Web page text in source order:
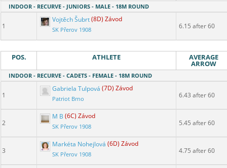
INDOOR - RECURVE - JUNIORS - MALE - 18M ROUND
1
Vojtěch Šubrt(8D) Závod
SK Přerov 1908 6.15 after 60
POS. ATHLETE AVERAGE
ARROW
INDOOR - RECURVE - CADETS - FEMALE - 18M ROUND
1
Gabriela Tulpová (7D) Závod
Patriot Brno 6.43 after 60
2
M B (6C) Závod
SK Přerov 1908 5.45 after 60
3
Markéta Nohejlová (6D) Závod
SK Přerov 1908 4.75 after 60